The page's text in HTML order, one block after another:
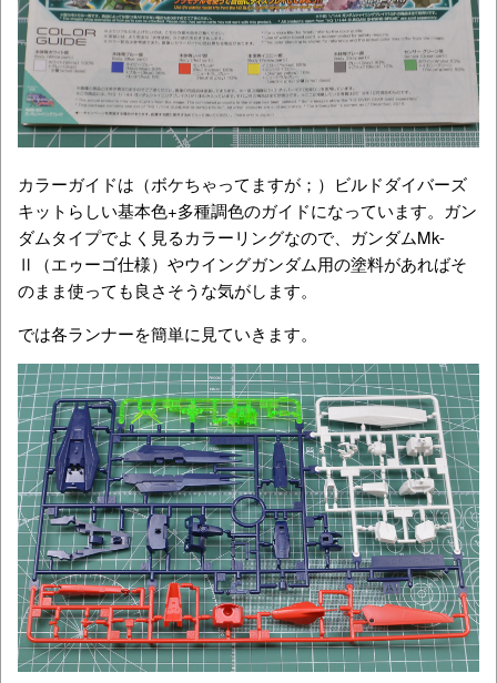
カラーガイドは（ボケちゃってますが；）ビルドダイバーズ
キットらしい基本色+多種調色のガイドになっています。ガン
ダムタイプでよく見るカラーリングなので、ガンダムMk-
Ⅱ（エゥーゴ仕様）やウイングガンダム用の塗料があればそ
のまま使っても良さそうな気がします。
では各ランナーを簡単に見ていきます。